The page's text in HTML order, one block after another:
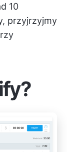
10
przyjrzyjmy